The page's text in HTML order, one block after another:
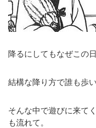
降るにしてもなぜこの
結構な降り方で誰も歩
そんな中で遊びに来て
も流れて。